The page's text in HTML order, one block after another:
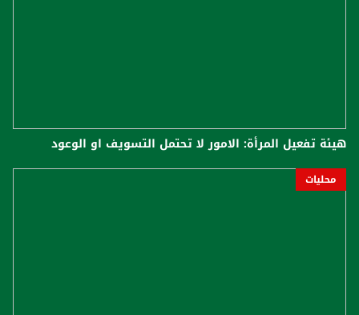
هيئة تفعيل المرأة: الامور لا تحتمل التسويف او الوعود
محليات